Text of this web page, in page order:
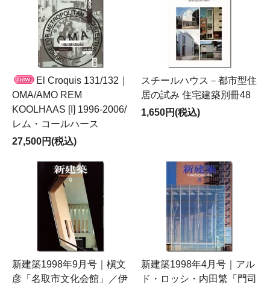
El Croquis 131/132｜
OMA/AMO REM
KOOLHAAS [I] 1996-2006/
レム・コールハース
27,500円(税込)
スチールハウス－都市型住
居の試み 住宅建築別冊48
1,650円(税込)
新建築1998年9月号｜槇文
彦「名取市文化会館」／伊
新建築1998年4月号｜アル
ド・ロッシ・内田繁「門司